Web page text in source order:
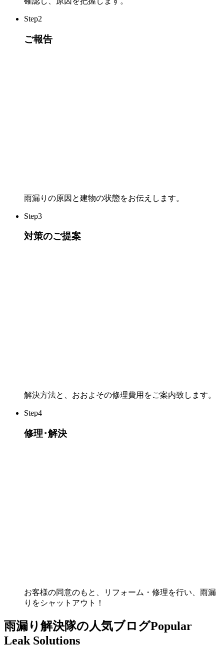
Step2
ご報告
雨漏りの原因と建物の状態をお伝えします。
Step3
対策のご提案
解決方法と、おおよその修理費用をご案内致します。
Step4
修理･解決
お客様の同意のもと、リフォーム・修理を行い、雨漏
りをシャットアウト！
雨漏り解決隊の人気ブログPopular
Leak Solutions